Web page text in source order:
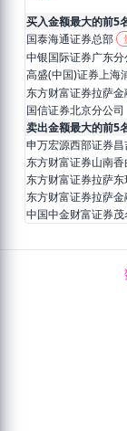
买入金额最大的前5
国泰海通证券总部
中银国际证券广东分
高盛(中国)证券上海
东方财富证券拉萨
国信证券北京分公司
卖出金额最大的前5
申万宏源西部证券
东方财富证券山南
东方财富证券拉萨
东方财富证券拉萨
中国中金财富证券